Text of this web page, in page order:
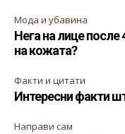
Мода и убавина
Нега на лице после
на кожата?
Факти и цитати
Интересни факти
Направи сам